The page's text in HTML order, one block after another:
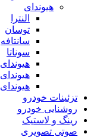
هیوندای
النترا
توسان
سانتافه
سوناتا
هیوندای
هیوندای
تزئینات خودرو
روشنایی خودرو
رینگ و لاستیک
صوتی تصویری